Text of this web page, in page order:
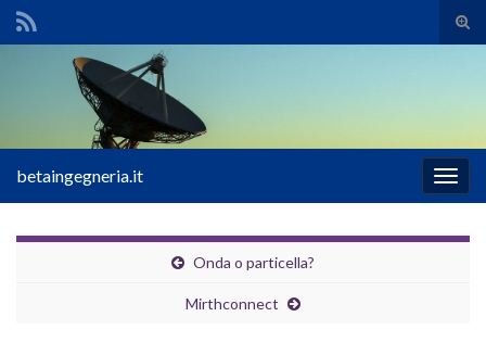
il
Search for:
la
betaingegneria.it
Onda o particella?
Mirthconnect